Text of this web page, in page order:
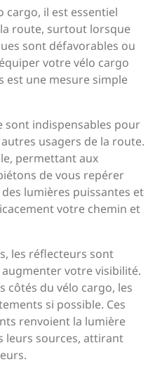
cargo, il est essentiel
route, surtout lorsque
sont défavorables ou
votre vélo cargo
est une mesure simple
sont indispensables pour
usagers de la route.
permettant aux
de vous repérer
lumières puissantes et
votre chemin et
les réflecteurs sont
votre visibilité.
côtés du vélo cargo, les
si possible. Ces
renvoient la lumière
leurs sources, attirant